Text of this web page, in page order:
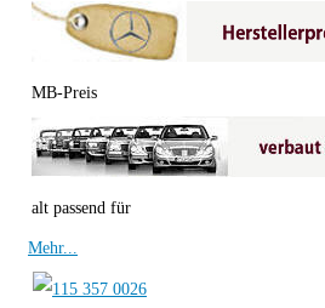
MB-Preis
alt passend für
Mehr...